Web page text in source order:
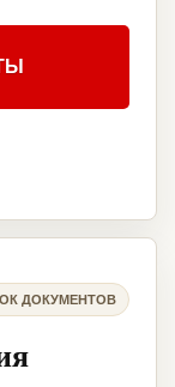
ДОКУМЕНТОВ